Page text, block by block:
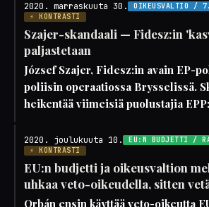
2020. marraskuuta 30.
OIKEUSVALTIO /
⚡ KONTRASTI
Szajer-skandaali — Fidesz:in
paljastetaan
József Szajer, Fidesz:in avain EP-
poliisin operaatiossa Brysselissä.
heikentää viimeisiä puolustajia
2020. joulukuuta 10.
EU:N BUDJETTI /
⚡ KONTRASTI
EU:n budjetti ja oikeusvaltion
uhkaa veto-oikeudella, sitten
Orbán ensin käyttää veto-oikeutta